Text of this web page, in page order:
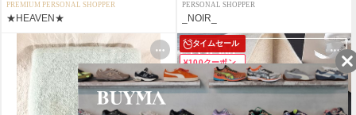
PREMIUM PERSONAL SHOPPER
★HEAVEN★
PERSONAL SHOPPER
_NOIR_
タイムセール
¥100クーポン